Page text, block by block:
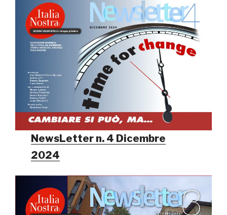
NewsLetter n. 4 Dicembre
2024